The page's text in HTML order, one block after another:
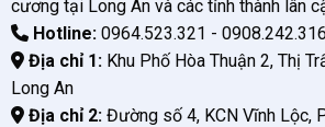
cương tại Long An và các tỉnh thành lân
Hotline:0964.523.321 - 0908.242.316
Địa chỉ 1:Khu Phố Hòa Thuận 2, Thị
Long An
Địa chỉ 2:Đường số 4, KCN Vĩnh Lộc,